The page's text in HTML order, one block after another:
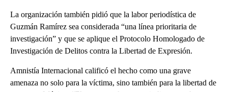
La organización también pidió que la labor periodística de
Guzmán Ramírez sea considerada “una línea prioritaria de
investigación” y que se aplique el Protocolo Homologado de
Investigación de Delitos contra la Libertad de Expresión.
Amnistía Internacional calificó el hecho como una grave
amenaza no solo para la víctima, sino también para la libertad de